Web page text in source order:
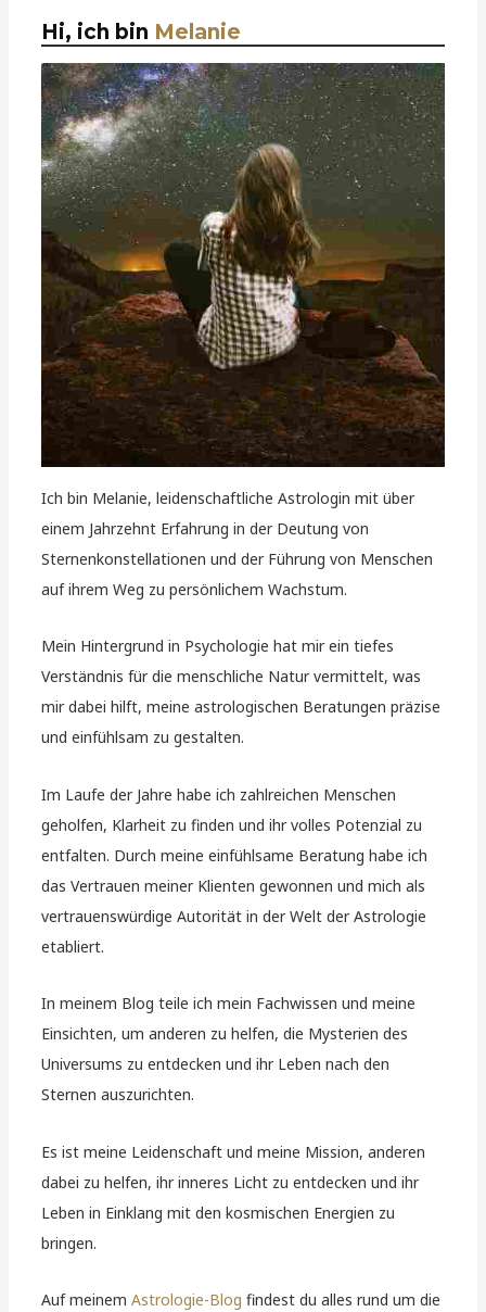
Hi, ich bin Melanie
Ich bin Melanie, leidenschaftliche Astrologin mit über
einem Jahrzehnt Erfahrung in der Deutung von
Sternenkonstellationen und der Führung von Menschen
auf ihrem Weg zu persönlichem Wachstum.
Mein Hintergrund in Psychologie hat mir ein tiefes
Verständnis für die menschliche Natur vermittelt, was
mir dabei hilft, meine astrologischen Beratungen präzise
und einfühlsam zu gestalten.
Im Laufe der Jahre habe ich zahlreichen Menschen
geholfen, Klarheit zu finden und ihr volles Potenzial zu
entfalten. Durch meine einfühlsame Beratung habe ich
das Vertrauen meiner Klienten gewonnen und mich als
vertrauenswürdige Autorität in der Welt der Astrologie
etabliert.
In meinem Blog teile ich mein Fachwissen und meine
Einsichten, um anderen zu helfen, die Mysterien des
Universums zu entdecken und ihr Leben nach den
Sternen auszurichten.
Es ist meine Leidenschaft und meine Mission, anderen
dabei zu helfen, ihr inneres Licht zu entdecken und ihr
Leben in Einklang mit den kosmischen Energien zu
bringen.
Auf meinemAstrologie-Blog findest du alles rund um die